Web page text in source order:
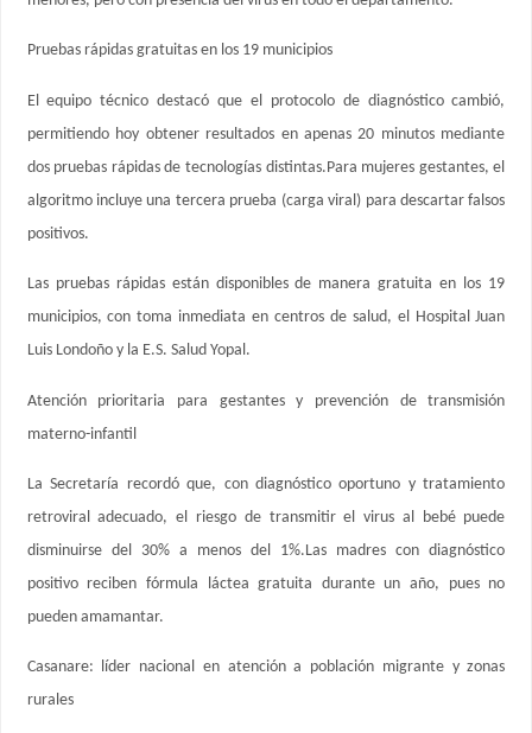
Pruebas rápidas gratuitas en los 19 municipios
El equipo técnico destacó que el protocolo de diagnóstico cambió,
permitiendo hoy obtener resultados en apenas 20 minutos mediante
dos pruebas rápidas de tecnologías distintas.Para mujeres gestantes, el
algoritmo incluye una tercera prueba (carga viral) para descartar falsos
positivos.
Las pruebas rápidas están disponibles de manera gratuita en los 19
municipios, con toma inmediata en centros de salud, el Hospital Juan
Luis Londoño y la E.S. Salud Yopal.
Atención prioritaria para gestantes y prevención de transmisión
materno-infantil
La Secretaría recordó que, con diagnóstico oportuno y tratamiento
retroviral adecuado, el riesgo de transmitir el virus al bebé puede
disminuirse del 30% a menos del 1%.Las madres con diagnóstico
positivo reciben fórmula láctea gratuita durante un año, pues no
pueden amamantar.
Casanare: líder nacional en atención a población migrante y zonas
rurales